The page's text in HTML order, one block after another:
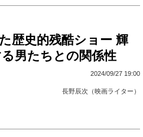
歴史的残酷ショー 輝
男たちとの関係性
2024/09/27 19:00
長野辰次（映画ライター）